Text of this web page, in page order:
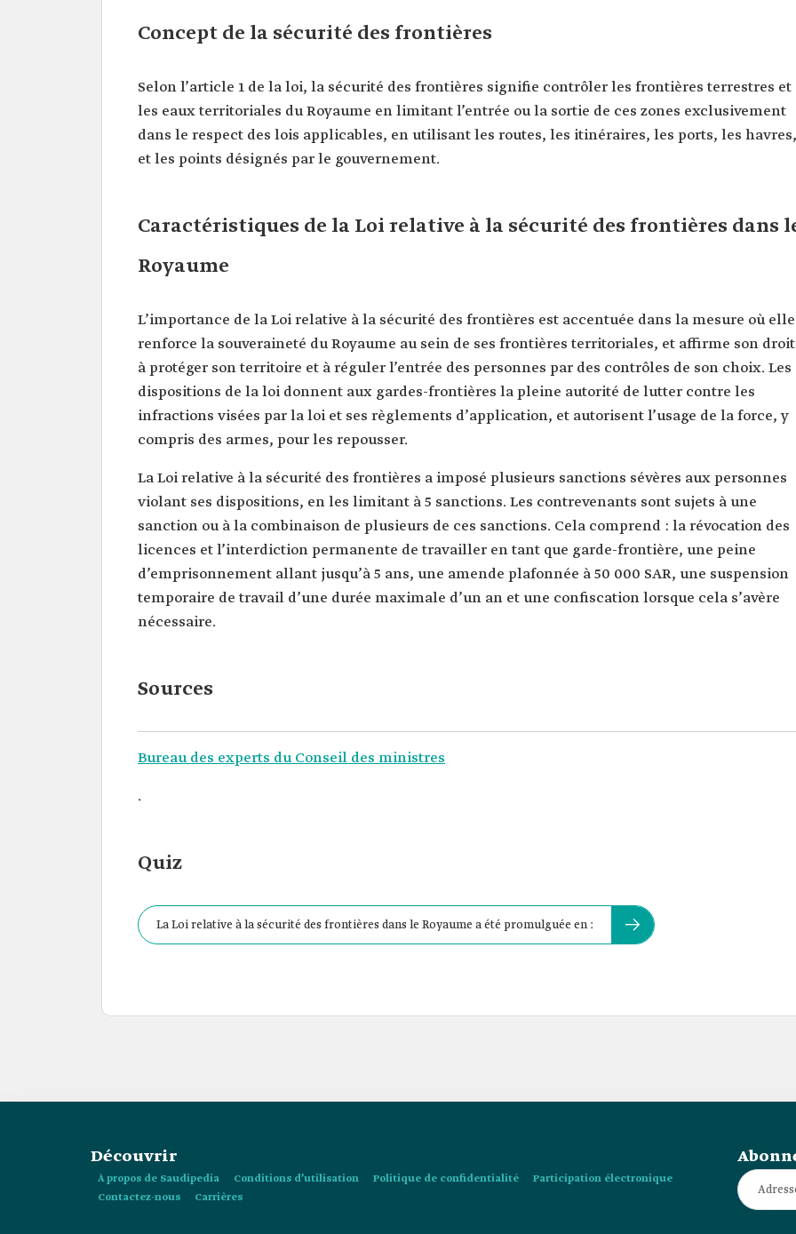
Concept de la sécurité des frontières
Selon l’article 1 de la loi, la sécurité des frontières signifie contrôler les frontières terrestres et
les eaux territoriales du Royaume en limitant l’entrée ou la sortie de ces zones exclusivement
dans le respect des lois applicables, en utilisant les routes, les itinéraires, les ports, les havres,
et les points désignés par le gouvernement.
Caractéristiques de la Loi relative à la sécurité des frontières dans
Royaume
L’importance de la Loi relative à la sécurité des frontières est accentuée dans la mesure où elle
renforce la souveraineté du Royaume au sein de ses frontières territoriales, et affirme son droit
à protéger son territoire et à réguler l’entrée des personnes par des contrôles de son choix. Les
dispositions de la loi donnent aux gardes-frontières la pleine autorité de lutter contre les
infractions visées par la loi et ses règlements d’application, et autorisent l’usage de la force, y
compris des armes, pour les repousser.
La Loi relative à la sécurité des frontières a imposé plusieurs sanctions sévères aux personnes
violant ses dispositions, en les limitant à 5 sanctions. Les contrevenants sont sujets à une
sanction ou à la combinaison de plusieurs de ces sanctions. Cela comprend : la révocation des
licences et l’interdiction permanente de travailler en tant que garde-frontière, une peine
d’emprisonnement allant jusqu’à 5 ans, une amende plafonnée à 50 000 SAR, une suspension
temporaire de travail d’une durée maximale d’un an et une confiscation lorsque cela s’avère
nécessaire.
Sources
Bureau des experts du Conseil des ministres
.
Quiz
La Loi relative à la sécurité des frontières dans le Royaume a été promulguée en :
Découvrir
À propos de Saudipedia Conditions d’utilisation Politique de confidentialité
Participation électronique
Contactez-nous
Carrières